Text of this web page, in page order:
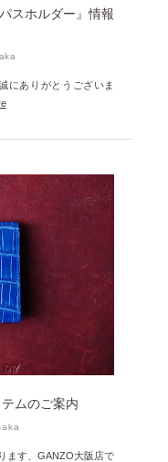
スホルダー』情報
にありがとうございま
ムのご案内
ます、GANZO大阪店で